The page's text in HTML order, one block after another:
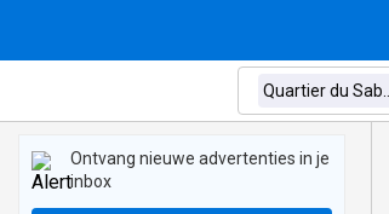
Ontvang nieuwe advertenties in je
inbox